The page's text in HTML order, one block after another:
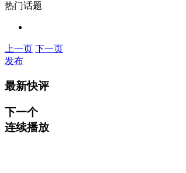
热门话题
上一页 下一页
发布
最新快评
下一个
连续播放